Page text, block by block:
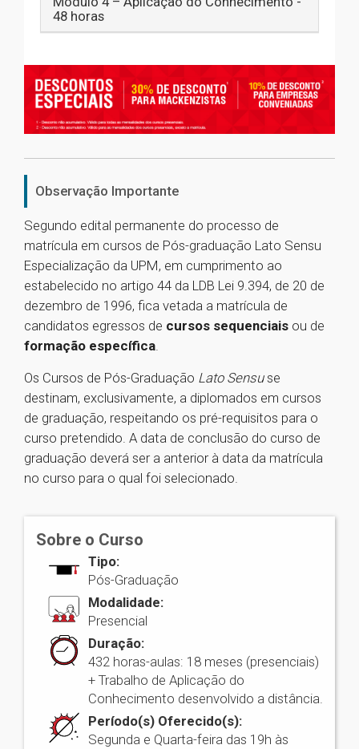
48 horas
Observação Importante
Segundo edital permanente do processo de
matrícula em cursos de Pós-graduação Lato Sensu
Especialização da UPM, em cumprimento ao
estabelecido no artigo 44 da LDB Lei 9.394, de 20 de
dezembro de 1996, fica vetada a matrícula de
candidatos egressos de cursos sequenciais ou de
formação específica.
Os Cursos de Pós-Graduação Lato Sensuse
destinam, exclusivamente, a diplomados em cursos
de graduação, respeitando os pré-requisitos para o
curso pretendido. A data de conclusão do curso de
graduação deverá ser a anterior à data da matrícula
no curso para o qual foi selecionado.
Sobre o Curso
Tipo:
Pós-Graduação
Modalidade:
Presencial
Duração:
432 horas-aulas: 18 meses (presenciais)
+ Trabalho de Aplicação do
Conhecimento desenvolvido a distância.
Período(s) Oferecido(s):
Segunda e Quarta-feira das 19h às